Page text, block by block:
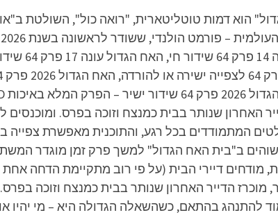
אורוול, בו "האח הגדול" הוא דמות טוטליטארית, "רואה כול",
שנותר בבית כמנצח וזוכה בפרס. ומוכנסים
המתמודדים בכל רגע, והתוכנית מאפשרת צפייה
שוהים ב"בית האח הגדול" למשך פרק זמן מוגדר
דיירי הבית (על פי רוב מתקיימת הדחה אחת
הדייר האחרון שנותר בבית כמנצח וזוכה
להתנהג בהתאם, כשהשאלה הגדולה היא – מי יהיו